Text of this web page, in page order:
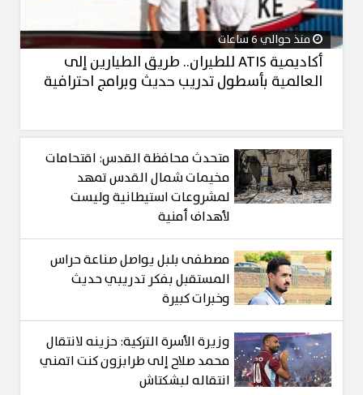
منذ حوالي 6 ساعات
أكاديمية ATIS للطيران.. طريق الطيارين إلى
العالمية بأسطول تدريب حديث وبرامج احترافية
متحدث محافظة القدس: اقتحامات
مخيمات شمال القدس تمهد
لمشروعات استيطانية وليست
لأهداف أمنية
مصطفى بلبل يواصل صناعة حراس
المستقبل بفكر تدريبي حديث
وخبرات كبيرة
وزيرة الأسرة التركية: حزينه لانتقال
محمد صلاح إلى طرابزون كنت اتمني
انتقاله لبشكتاش